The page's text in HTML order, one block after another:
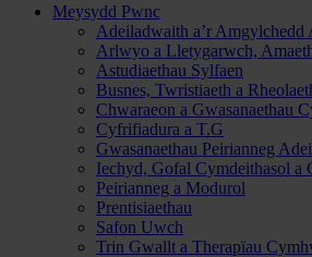
Meysydd Pwnc
Adeiladwaith a’r Amgylchedd
Arlwyo a Lletygarwch,
Astudiaethau Sylfaen
Busnes, Twristiaeth a
Chwaraeon a Gwasanaethau
Cyfrifiadura a T.G
Gwasanaethau Peirianneg
Iechyd, Gofal Cymdeithasol a
Peirianneg a Modurol
Prentisiaethau
Safon Uwch
Trin Gwallt a Therapïau